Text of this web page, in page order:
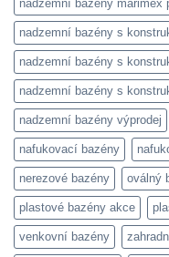
nadzemní bazény marimex
nadzemní bazény s
nadzemní bazény s
nadzemní bazény s
nadzemní bazény výprodej
nafukovací bazény
nerezové bazény oválný
plastové bazény akce
venkovní bazény